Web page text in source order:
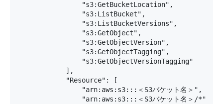
                "s3:GetBucketLocation",
                "s3:ListBucket",
                "s3:ListBucketVersions",
                "s3:GetObject",
                "s3:GetObjectVersion",
                "s3:GetObjectTagging",
                "s3:GetObjectVersionTagging"
            ],
            "Resource": [
                "arn:aws:s3:::＜S3バケット名＞",
                "arn:aws:s3:::＜S3バケット名＞/*"